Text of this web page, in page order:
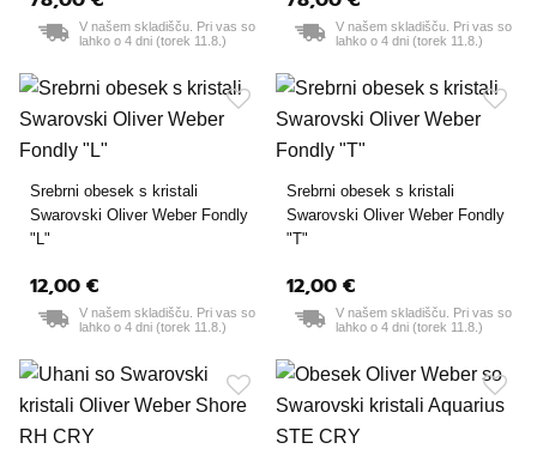
V našem skladišču. Pri vas so
lahko o 4 dni (torek 11.8.)
V našem skladišču. Pri vas so
lahko o 4 dni (torek 11.8.)
Srebrni obesek s kristali
Swarovski Oliver Weber Fondly
"L"
12,00 €
V našem skladišču. Pri vas so
lahko o 4 dni (torek 11.8.)
Srebrni obesek s kristali
Swarovski Oliver Weber Fondly
"T"
12,00 €
V našem skladišču. Pri vas so
lahko o 4 dni (torek 11.8.)